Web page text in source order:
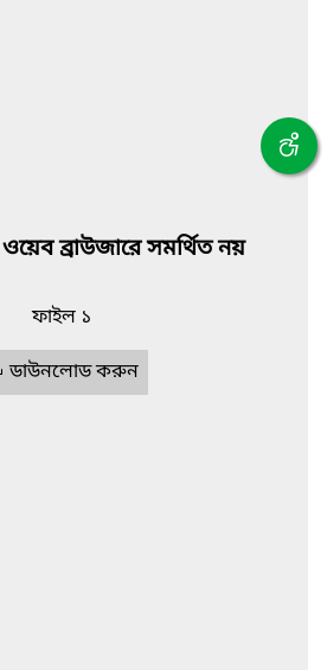
ব্রাউজারে সমর্থিত নয়
ফাইল ১
ডাউনলোড করুন